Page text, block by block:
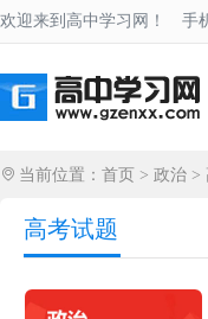
欢迎来到高中学习网！ 手
当前位置： 首页 > 政治 >
高考试题